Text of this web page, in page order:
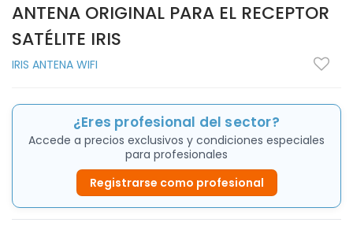
ANTENA ORIGINAL PARA EL RECEPTOR
SATÉLITE IRIS
IRIS ANTENA WIFI
¿Eres profesional del sector?
Accede a precios exclusivos y condiciones especiales
para profesionales
Registrarse como profesional